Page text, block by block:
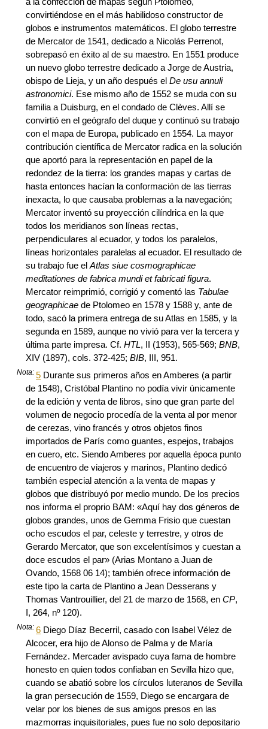
convirtiéndose en el más habilidoso constructor de
globos e instrumentos matemáticos. El globo terrestre
de Mercator de 1541, dedicado a Nicolás Perrenot,
sobrepasó en éxito al de su maestro. En 1551 produce
un nuevo globo terrestre dedicado a Jorge de Austria,
obispo de Lieja, y un año después el De usu annuli
astronomici. Ese mismo año de 1552 se muda con su
familia a Duisburg, en el condado de Clèves. Allí se
convirtió en el geógrafo del duque y continuó su trabajo
con el mapa de Europa, publicado en 1554. La mayor
contribución científica de Mercator radica en la solución
que aportó para la representación en papel de la
redondez de la tierra: los grandes mapas y cartas de
hasta entonces hacían la conformación de las tierras
inexacta, lo que causaba problemas a la navegación;
Mercator inventó su proyección cilíndrica en la que
todos los meridianos son líneas rectas,
perpendiculares al ecuador, y todos los paralelos,
líneas horizontales paralelas al ecuador. El resultado de
su trabajo fue el Atlas siue cosmographicae
meditationes de fabrica mundi et fabricati figura.
Mercator reimprimió, corrigió y comentó las Tabulae
geographicaede Ptolomeo en 1578 y 1588 y, ante de
todo, sacó la primera entrega de su Atlas en 1585, y la
segunda en 1589, aunque no vivió para ver la tercera y
última parte impresa. Cf. HTL, II (1953), 565-569; BNB,
XIV (1897), cols. 372-425; BIB, III, 951.
Nota: 5 Durante sus primeros años en Amberes (a partir
de 1548), Cristóbal Plantino no podía vivir únicamente
de la edición y venta de libros, sino que gran parte del
volumen de negocio procedía de la venta al por menor
de cerezas, vino francés y otros objetos finos
importados de París como guantes, espejos, trabajos
en cuero, etc. Siendo Amberes por aquella época punto
de encuentro de viajeros y marinos, Plantino dedicó
también especial atención a la venta de mapas y
globos que distribuyó por medio mundo. De los precios
nos informa el proprio BAM: «Aquí hay dos géneros de
globos grandes, unos de Gemma Frisio que cuestan
ocho escudos el par, celeste y terrestre, y otros de
Gerardo Mercator, que son excelentísimos y cuestan a
doce escudos el par» (Arias Montano a Juan de
Ovando, 1568 06 14); también ofrece información de
este tipo la carta de Plantino a Jean Desserans y
Thomas Vantrouillier, del 21 de marzo de 1568, en CP,
I, 264, nº 120).
Nota: 6 Diego Díaz Becerril, casado con Isabel Vélez de
Alcocer, era hijo de Alonso de Palma y de María
Fernández. Mercader avispado cuya fama de hombre
honesto en quien todos confiaban en Sevilla hizo que,
cuando se abatió sobre los círculos luteranos de Sevilla
la gran persecución de 1559, Diego se encargara de
velar por los bienes de sus amigos presos en las
mazmorras inquisitoriales, pues fue no solo depositario